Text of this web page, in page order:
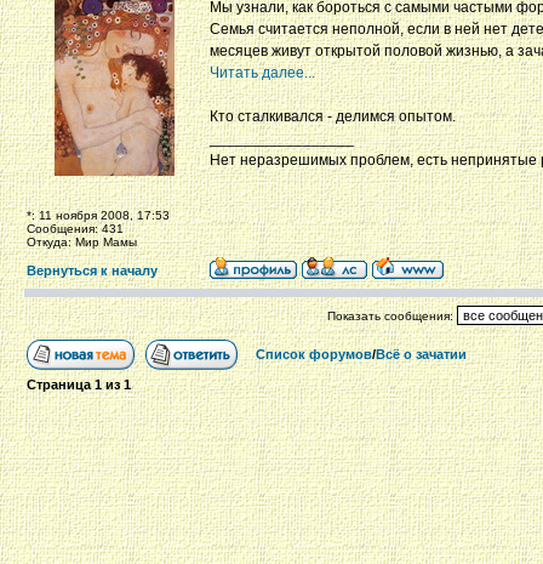
*: 11 ноября 2008, 17:53
Сообщения: 431
Откуда: Мир Мамы
Мы узнали, как бороться с самыми частыми
Семья считается неполной, если в ней нет
месяцев живут открытой половой жизнью, а
Читать далее...
Кто сталкивался - делимся опытом.
_________________
Нет неразрешимых проблем, есть непринятые
Вернуться к началу
Показать сообщения:
Список форумов/Всё о зачатии
Страница1из1